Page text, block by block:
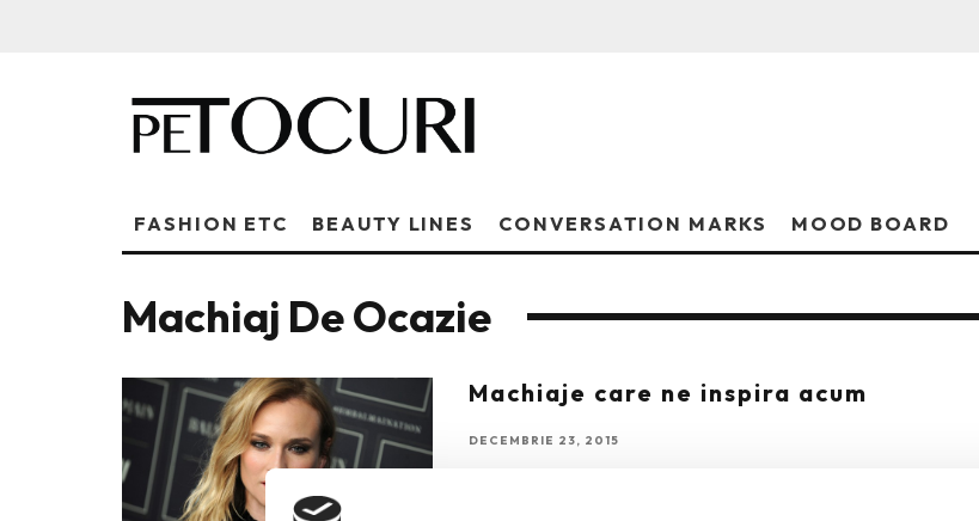
FASHION ETC BEAUTY LINES CONVERSATION MARKS MOOD BOARD
Machiaj De Ocazie
Machiaje care ne inspira acum
DECEMBRIE 23, 2015